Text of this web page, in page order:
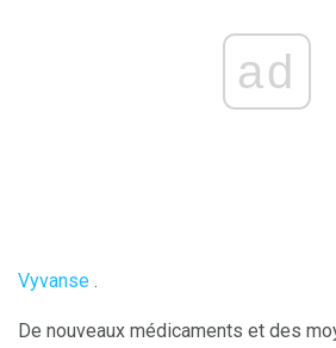
ad
Vyvanse .
De nouveaux médicaments et des